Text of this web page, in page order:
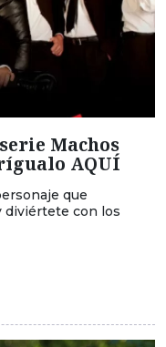
Machos
AQUÍ
que
diviértete con los